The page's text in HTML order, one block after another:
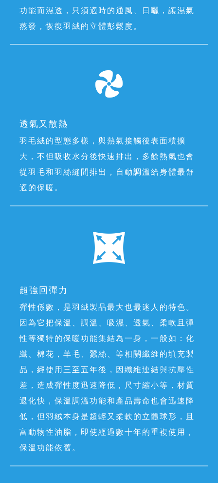
功能而濕透，只須適時的通風、日曬，讓濕氣
蒸發，恢復羽絨的立體彭鬆度。
透氣又散熱
羽毛絨的型態多樣，與熱氣接觸後表面積擴
大，不但吸收水分後快速排出，多餘熱氣也會
從羽毛和羽絲縫間排出，自動調溫給身體最舒
適的保暖。
超強回彈力
彈性係數，是羽絨製品最大也最迷人的特色。
因為它把保溫、調溫、吸濕、透氣、柔軟且彈
性等獨特的保暖功能集結為一身，一般如：化
纖、棉花，羊毛、蠶絲、等相關纖維的填充製
品，經使用三至五年後，因纖維連結與抗壓性
差，造成彈性度迅速降低，尺寸縮小等，材質
退化快，保溫調溫功能和產品壽命也會迅速降
低，但羽絨本身是超輕又柔軟的立體球形，且
富動物性油脂，即使經過數十年的重複使用，
保溫功能依舊。